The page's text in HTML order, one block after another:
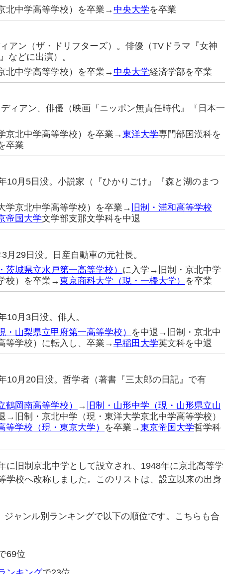
北中学高等学校）を卒業→ 中央大学を卒業
アン（ザ・ドリフターズ）。俳優（TVドラマ『女神
などに出演）。
北中学高等学校）を卒業→ 中央大学経済学部を卒業
ィアン、俳優（映画『ニッポン無責任時代』『日本一
京北中学高等学校）を卒業→東洋大学専門部国漢科を
卒業
10月5日没。小説家（『ひかりごけ』『森と湖のまつ
学京北中学高等学校）を卒業→ 旧制・浦和高等学校
帝国大学文学部支那文学科を中退
月29日没。日産自動車の元社長。
茨城県立水戸第一高等学校） に入学→旧制・京北中学
校）を卒業→東京商科大学（現・一橋大学） を卒業
10月3日没。俳人。
・山梨県立甲府第一高等学校）
を中退→旧制・京北中
等学校）に転入し、卒業→早稲田大学英文科を中退
10月20日没。哲学者（著書『三太郎の日記』で有
鶴岡南高等学校） → 旧制・山形中学（現・山形県立山
→旧制・京北中学（現・東洋大学京北中学高等学校）
等学校（現・東京大学） を卒業→東京帝国大学哲学科
に旧制京北中学として設立され、1948年に京北高等学
学校へ改称しました。このリストは、設立以来の出身
ャンル別ランキングで以下の順位です。こちらも合
69位